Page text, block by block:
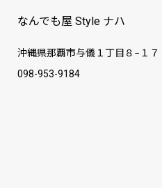
なんでも屋 Style ナハ
沖縄県那覇市与儀１丁目８−１７
098-953-9184